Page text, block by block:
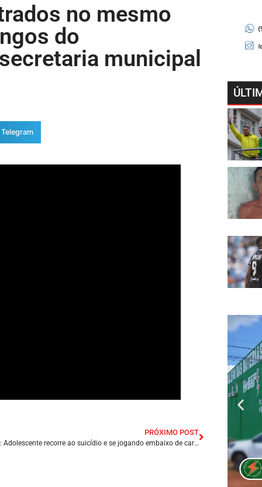
no mesmo
do
municipal
Telegram
PRÓXIMO POST
Tragédia: Adolescente recorre ao suicídio e se jogando embaixo de carreta em Avenida de Presidente Dutra/MA.